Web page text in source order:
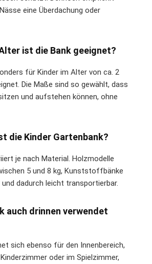
eine Überdachung oder
ist die Bank geeignet?
für Kinder im Alter von ca. 2
Die Maße sind so gewählt, dass
und aufstehen können, ohne
die Kinder Gartenbank?
je nach Material. Holzmodelle
5 und 8 kg, Kunststoffbänke
dadurch leicht transportierbar.
auch drinnen verwendet
sich ebenso für den Innenbereich,
oder im Spielzimmer,